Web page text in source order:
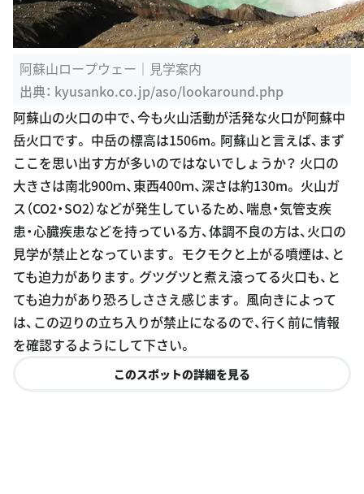
阿蘇山ロープウェー｜見学案内
出典： kyusanko.co.jp/aso/lookaround.php
阿蘇山の火口の中で、今も火山活動が活発な火口が阿蘇中
岳火口です。 中岳の標高は1506m。阿蘇山と言えば、まず
ここを思い出す方が多いのではないでしょうか？ 火口の
大きさは南北900ｍ、東西400ｍ、深さは約130m。 火山ガ
ス（CO2・SO2）などが発生しているため、喘息・気管支疾
患・心臓疾患などを持っている方、体調不良の方は、火口の
見学が禁止となっています。 モクモクと上がる噴煙は、と
ても迫力があります。グツグツと煮え滾ってる火口も、と
ても迫力があり恐ろしささえ感じます。 風向きによって
は、この辺りの立ち入りが禁止になるので、行く前に情報
を確認するようにして下さい。
このスポットの詳細を見る